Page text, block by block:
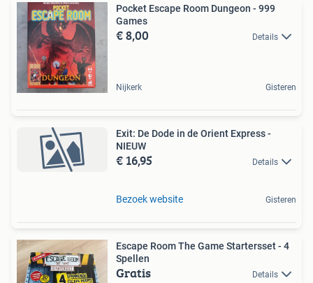
Pocket Escape Room Dungeon - 999
Games
€ 8,00 Details
Nijkerk Gisteren
Exit: De Dode in de Orient Express -
NIEUW
€ 16,95 Details
Bezoek website Gisteren
Escape Room The Game Startersset - 4
Spellen
Gratis Details